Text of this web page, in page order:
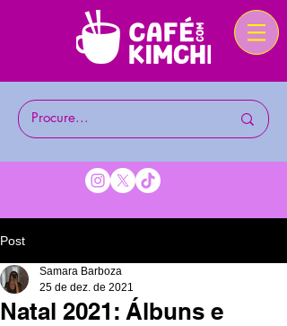
Post
Natal 2021: Álbuns e
Samara Barboza
25 de dez. de 2021